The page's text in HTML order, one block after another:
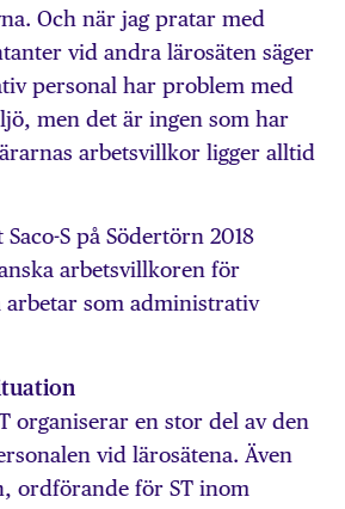
Och när jag pratar med
vid andra lärosäten säger
personal har problem med
men det är ingen som har
arbetsvillkor ligger alltid
S på Södertörn 2018
arbetsvillkoren för
arbetar som administrativ
organiserar en stor del av den
vid lärosätena. Även
ordförande för ST inom